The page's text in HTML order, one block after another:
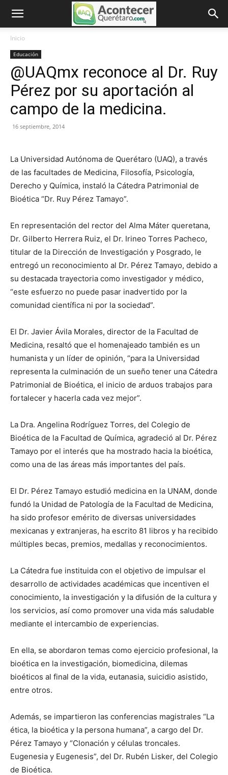
Inicio
Educación
@UAQmx reconoce al Dr. Ruy
Pérez por su aportación al
campo de la medicina.
16 septiembre, 2014
La Universidad Autónoma de Querétaro (UAQ), a través
de las facultades de Medicina, Filosofía, Psicología,
Derecho y Química, instaló la Cátedra Patrimonial de
Bioética “Dr. Ruy Pérez Tamayo”.
En representación del rector del Alma Máter queretana,
Dr. Gilberto Herrera Ruiz, el Dr. Irineo Torres Pacheco,
titular de la Dirección de Investigación y Posgrado, le
entregó un reconocimiento al Dr. Pérez Tamayo, debido a
su destacada trayectoria como investigador y médico,
“este esfuerzo no puede pasar inadvertido por la
comunidad científica ni por la sociedad”.
El Dr. Javier Ávila Morales, director de la Facultad de
Medicina, resaltó que el homenajeado también es un
humanista y un líder de opinión, “para la Universidad
representa la culminación de un sueño tener una Cátedra
Patrimonial de Bioética, el inicio de arduos trabajos para
fortalecer y hacerla cada vez mejor”.
La Dra. Angelina Rodríguez Torres, del Colegio de
Bioética de la Facultad de Química, agradeció al Dr. Pérez
Tamayo por el interés que ha mostrado hacia la bioética,
como una de las áreas más importantes del país.
El Dr. Pérez Tamayo estudió medicina en la UNAM, donde
fundó la Unidad de Patología de la Facultad de Medicina,
ha sido profesor emérito de diversas universidades
mexicanas y extranjeras, ha escrito 81 libros y ha recibido
múltiples becas, premios, medallas y reconocimientos.
La Cátedra fue instituida con el objetivo de impulsar el
desarrollo de actividades académicas que incentiven el
conocimiento, la investigación y la difusión de la cultura y
los servicios, así como promover una vida más saludable
mediante el intercambio de experiencias.
En ella, se abordaron temas como ejercicio profesional, la
bioética en la investigación, biomedicina, dilemas
bioéticos al final de la vida, eutanasia, suicidio asistido,
entre otros.
Además, se impartieron las conferencias magistrales “La
ética, la bioética y la persona humana”, a cargo del Dr.
Pérez Tamayo y “Clonación y células troncales.
Eugenesia y Eugenesis”, del Dr. Rubén Lisker, del Colegio
de Bioética.